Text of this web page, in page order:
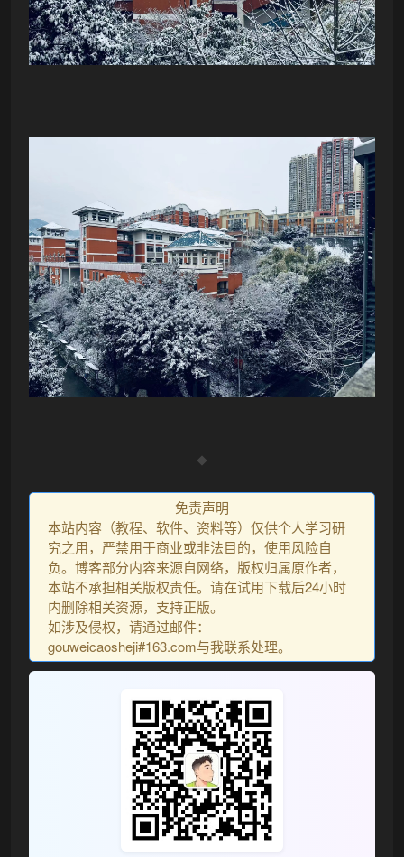
免责声明
本站内容（教程、软件、资料等）仅供个人学习研
究之用，严禁用于商业或非法目的，使用风险自
负。博客部分内容来源自网络，版权归属原作者，
本站不承担相关版权责任。请在试用下载后24小时
内删除相关资源，支持正版。
如涉及侵权，请通过邮件：
gouweicaosheji#163.com与我联系处理。